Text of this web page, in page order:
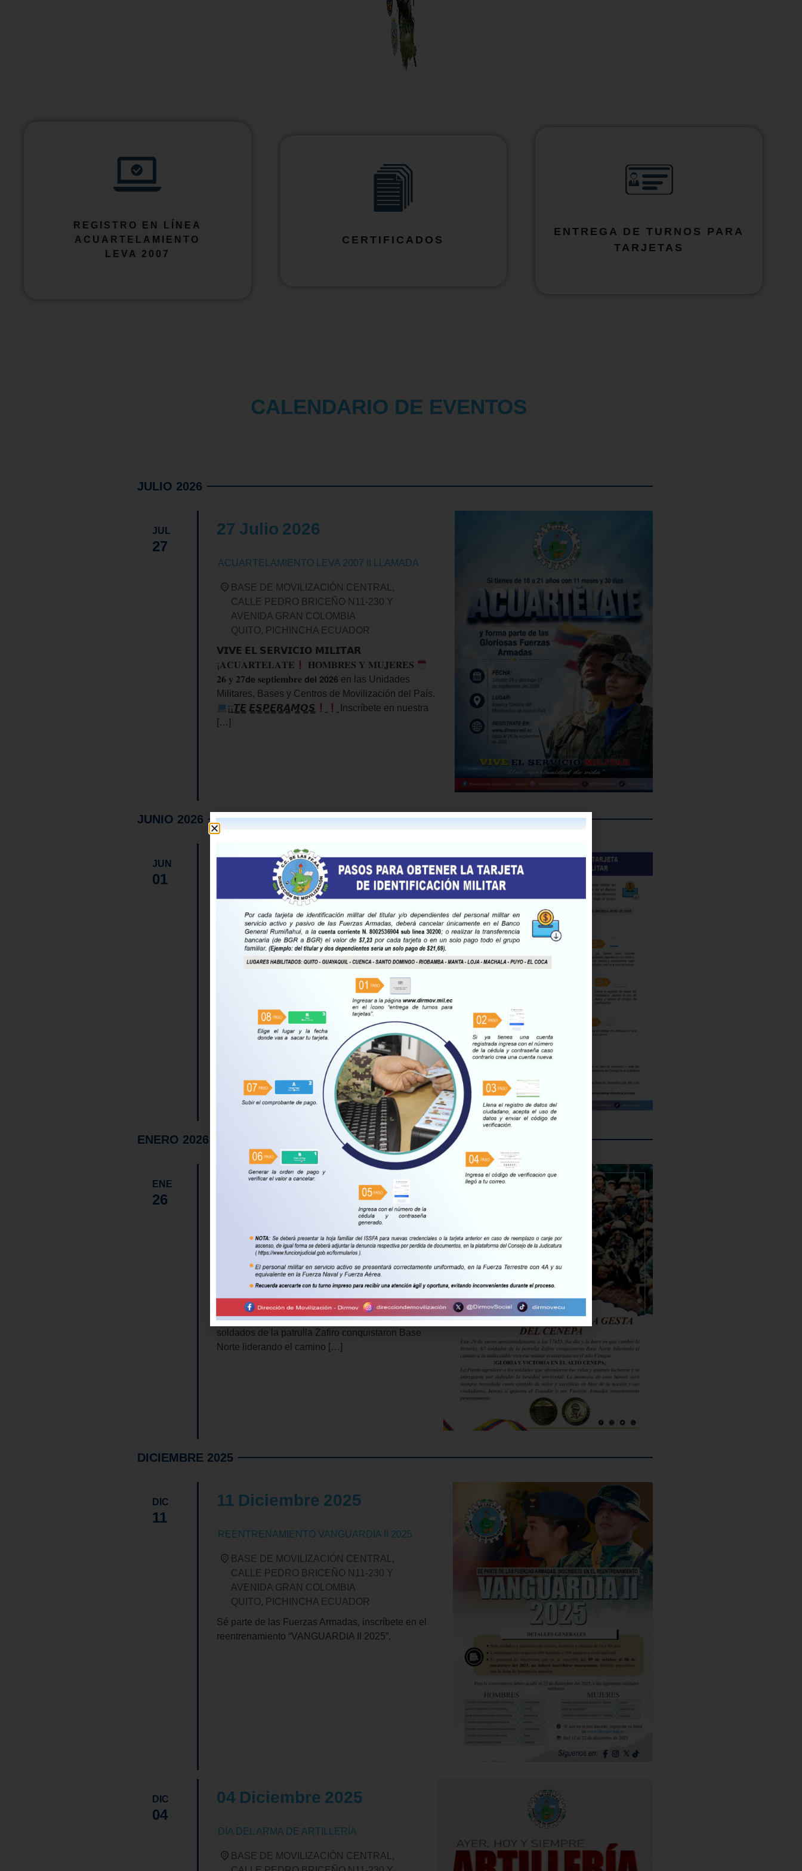
REGISTRO EN LÍNEA
ACUARTELAMIENTO
LEVA 2007
CERTIFICADOS
ENTREGA DE TURNOS PARA
TARJETAS
CALENDARIO DE EVENTOS
JULIO 2026
JUL
27
27 Julio 2026
ACUARTELAMIENTO LEVA 2007 II LLAMADA
BASE DE MOVILIZACIÓN CENTRAL,
CALLE PEDRO BRICEÑO N11-230 Y
AVENIDA GRAN COLOMBIA
QUITO, PICHINCHA ECUADOR
𝗩𝗜𝗩𝗘 𝗘𝗟 𝗦𝗘𝗥𝗩𝗜𝗖𝗜𝗢 𝗠𝗜𝗟𝗜𝗧𝗔𝗥
¡𝐀𝐂𝐔𝐀𝐑𝐓𝐄𝐋𝐀𝐓𝐄
𝐇𝐎𝐌𝐁𝐑𝐄𝐒 𝐘 𝐌𝐔𝐉𝐄𝐑𝐄𝐒
𝟐𝟔 𝐲 𝟐𝟕𝗱𝗲 𝐬𝐞𝐩𝐭𝐢𝐞𝐦𝐛𝐫𝐞 𝗱𝗲𝗹 𝟮𝟬𝟮𝟲 en las Unidades
Militares, Bases y Centros de Movilización del País.
¡̳¡̳𝙏̳𝙀̳ 𝙀̳𝙎̳𝙋̳𝙀̳𝙍̳𝘼̳𝙈̳𝙊̳𝙎̳
̳ Inscríbete en nuestra
[…]
JUNIO 2026
JUN
01
01Junio2026
COMUNICADO IMPORTANTE
BASE DE MOVILIZACIÓN CENTRAL,
CALLE PEDRO BRICEÑO N11-230 Y
AVENIDA GRAN COLOMBIA
QUITO, PICHINCHA ECUADOR
Para adquirir la tarjeta de identificación militar del
titular y/o dependientes del personal militar en
servicio activo y pasivo de las Fuerzas Armadas,
servidores y trabajadores públicos y reservistas,
deberá […]
ENERO 2026
ENE
26
Enero2026
31 AÑOS DE LA GESTA DEL CENEPA
BASE DE MOVILIZACIÓN CENTRAL,
CALLE PEDRO BRICEÑO N11-230 Y
AVENIDA GRAN COLOMBIA
QUITO, PICHINCHA ECUADOR
Este 26 de enero aproximadamente a las 17h55,
fue día y la hora en que cambió la historia, 67
soldados de la patrulla Zafiro conquistaron Base
Norte liderando el camino […]
DICIEMBRE 2025
DIC
11
11 Diciembre 2025
REENTRENAMIENTO VANGUARDIA II 2025
BASE DE MOVILIZACIÓN CENTRAL,
CALLE PEDRO BRICEÑO N11-230 Y
AVENIDA GRAN COLOMBIA
QUITO, PICHINCHA ECUADOR
Sé parte de las Fuerzas Armadas, inscríbete en el
reentrenamiento “VANGUARDIA II 2025”.
DIC
04
04 Diciembre 2025
DÍA DEL ARMA DE ARTILLERÍA
BASE DE MOVILIZACIÓN CENTRAL,